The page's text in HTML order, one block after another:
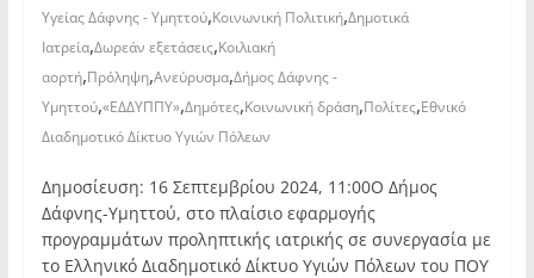
Υγείας Δάφνης - Υμηττού,Κοινωνική Πολιτική,Δημοτικά
Ιατρεία,Δωρεάν εξετάσεις,Κοιλιακή
αορτή,Πρόληψη,Ανεύρυσμα,Δήμος Δάφνης -
Υμηττού,«ΕΔΔΥΠΠΥ»,Δημότες,Κοινωνική δράση,Πολίτες,Εθνικό
Διαδημοτικό Δίκτυο Υγιών Πόλεων
Δημοσίευση: 16 Σεπτεμβρίου 2024, 11:00O Δήμος
Δάφνης-Υμηττού, στο πλαίσιο εφαρμογής
προγραμμάτων προληπτικής ιατρικής σε συνεργασία με
το Ελληνικό Διαδημοτικό Δίκτυο Υγιών Πόλεων του ΠΟΥ